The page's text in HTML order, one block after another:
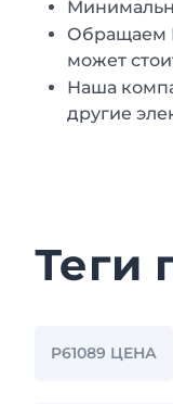
Обращаем
может
Наша
другие
Теги
P61089 ЦЕНА